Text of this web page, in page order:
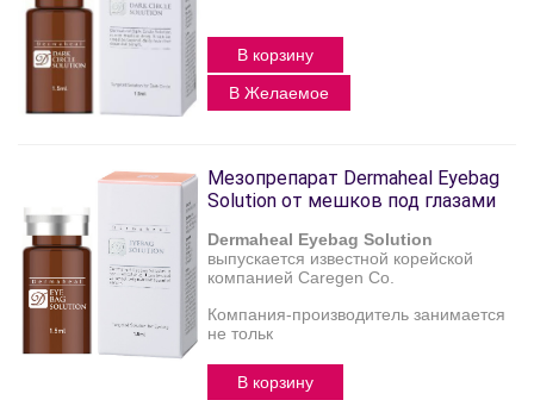
В корзину
В Желаемое
Мезопрепарат Dermaheal Eyebag
Solution от мешков под глазами
Dermaheal Eyebag Solution
выпускается известной корейской
компанией Caregеn Co.
Компания-производитель занимается
не тольк
В корзину